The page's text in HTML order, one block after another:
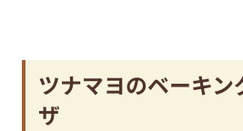
ツナマヨのベーキン
ザ